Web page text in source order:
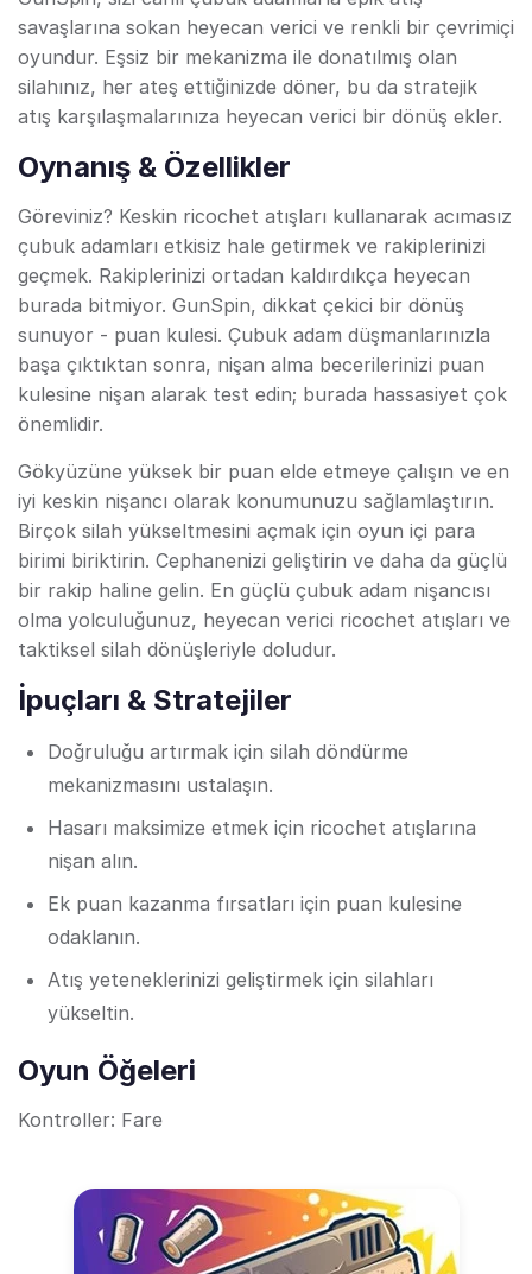
savaşlarına sokan heyecan verici ve renkli bir çevrimiçi
oyundur. Eşsiz bir mekanizma ile donatılmış olan
silahınız, her ateş ettiğinizde döner, bu da stratejik
atış karşılaşmalarınıza heyecan verici bir dönüş ekler.
Oynanış & Özellikler
Göreviniz? Keskin ricochet atışları kullanarak acımasız
çubuk adamları etkisiz hale getirmek ve rakiplerinizi
geçmek. Rakiplerinizi ortadan kaldırdıkça heyecan
burada bitmiyor. GunSpin, dikkat çekici bir dönüş
sunuyor - puan kulesi. Çubuk adam düşmanlarınızla
başa çıktıktan sonra, nişan alma becerilerinizi puan
kulesine nişan alarak test edin; burada hassasiyet çok
önemlidir.
Gökyüzüne yüksek bir puan elde etmeye çalışın ve en
iyi keskin nişancı olarak konumunuzu sağlamlaştırın.
Birçok silah yükseltmesini açmak için oyun içi para
birimi biriktirin. Cephanenizi geliştirin ve daha da güçlü
bir rakip haline gelin. En güçlü çubuk adam nişancısı
olma yolculuğunuz, heyecan verici ricochet atışları ve
taktiksel silah dönüşleriyle doludur.
İpuçları & Stratejiler
Doğruluğu artırmak için silah döndürme
mekanizmasını ustalaşın.
Hasarı maksimize etmek için ricochet atışlarına
nişan alın.
Ek puan kazanma fırsatları için puan kulesine
odaklanın.
Atış yeteneklerinizi geliştirmek için silahları
yükseltin.
Oyun Öğeleri
Kontroller: Fare